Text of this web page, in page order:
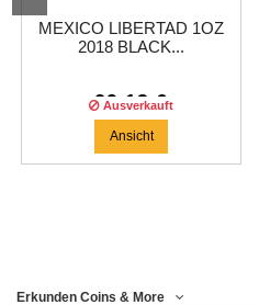
MEXICO LIBERTAD 1OZ
2018 BLACK...
29,13 €
Ausverkauft
Ansicht
Erkunden Coins & More